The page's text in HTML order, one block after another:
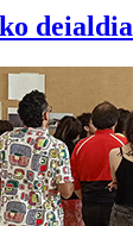
deialdia